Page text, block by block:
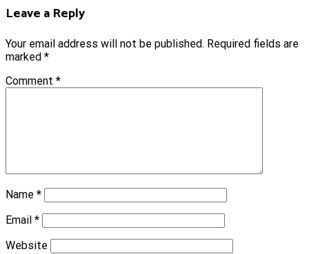
Leave a Reply
Your email address will not be published. Required fields are
marked *
Comment *
Name *
Email *
Website